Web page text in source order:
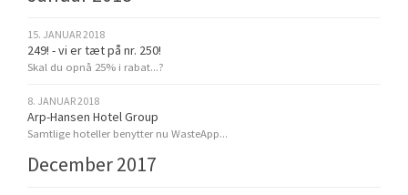
15. JANUAR 2018
249! - vi er tæt på nr. 250!
Skal du opnå 25% i rabat...?
8. JANUAR 2018
Arp-Hansen Hotel Group
Samtlige hoteller benytter nu WasteApp...
December 2017